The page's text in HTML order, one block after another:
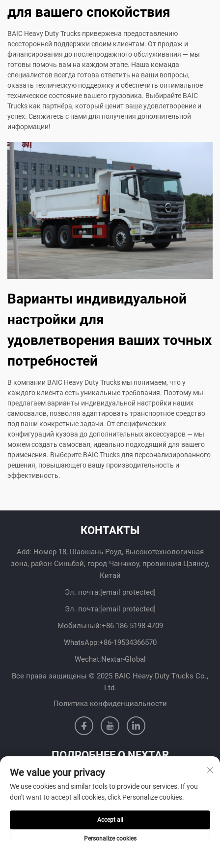
для вашего спокойствия
BAIC Heavy Duty Trucks привержена предоставлению
всесторонней поддержки своим клиентам. От продаж и
финансирования до послепродажного обслуживания — мы
готовы помочь вам на каждом этапе. Наша команда
специалистов всегда готова ответить на ваши вопросы,
оказать техническую поддержку и обеспечить оптимальное
техническое состояние вашего грузовика. Выбирайте BAIC
Trucks как партнёра, который ценит ваше удовлетворение и
успех. Свяжитесь с нами для получения дополнительной
информации!
Варианты индивидуальной
настройки для
удовлетворения ваших точных
потребностей
В компании BAIC Heavy Duty Trucks мы понимаем, что у
каждого клиента есть уникальные требования. Поэтому мы
предлагаем варианты индивидуальной настройки наших
самосвалов, позволяя адаптировать транспортное средство
под ваши конкретные задачи. От специфических
конфигураций кузова до дополнительных аксессуаров — мы
можем создать самосвал, идеально подходящий для вашего
применения. Выберите BAIC Trucks для персонализированного
решения, повышающего вашу производительность и
эффективность.
КОНТАКТЫ
Add: Номер 18, Шаошань Роуд, Высокотехнологичная
зона, район Синьбэй, город Чанчжоу, провинция Цзянсу,
Китай
Эл. почта:[email protected]
Эл. почта:[email protected]
Мобильный:+86-186 5198 4709
WhatsApp:+86-19534366570
Wechat:Nextar-Global
Все права защищены © 2025 BAIC Heavy Duty Trucks Co.,
Ltd.
Политика конфиденциальности
ПОДРОБНЕЕ О NEXTAR
Свяжитесь с нашей командой продаж в вашей стране
Отправить
We value your privacy
We use cookies and similar tools to provide our services. If you
don't want to accept all cookies, click Personalize cookies.
Personalize cookies
Accept all